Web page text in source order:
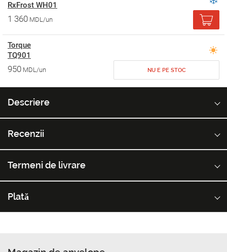
RxFrost WH01
1 360 MDL/un
Torque
TQ901
950 MDL/un NU E PE STOC
Descriere
Recenzii
Termeni de livrare
Plată